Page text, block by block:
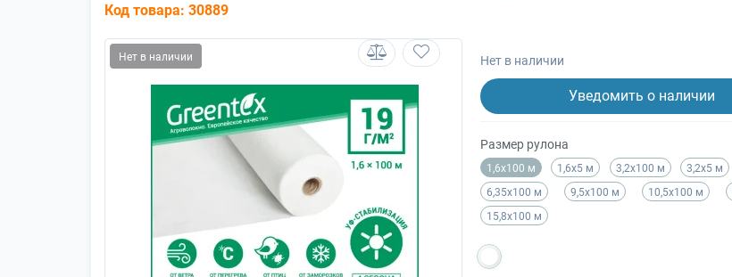
Код товара: 30889
Нет в наличии Нет в наличии
Уведомить о наличии
Размер рулона
1,6х100 м 1,6х5 м 3,2х100 м 3,2х5 м
6,35х100 м
9,5х100 м 10,5х100 м
15,8х100 м